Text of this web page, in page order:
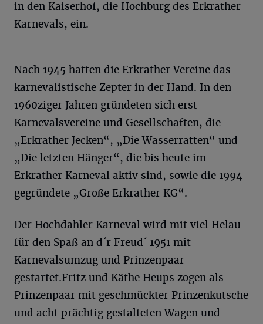
in den Kaiserhof, die Hochburg des Erkrather
Karnevals, ein.
Nach 1945 hatten die Erkrather Vereine das
karnevalistische Zepter in der Hand. In den
1960ziger Jahren gründeten sich erst
Karnevalsvereine und Gesellschaften, die
„Erkrather Jecken“, „Die Wasserratten“ und
„Die letzten Hänger“, die bis heute im
Erkrather Karneval aktiv sind, sowie die 1994
gegründete „Große Erkrather KG“.
Der Hochdahler Karneval wird mit viel Helau
für den Spaß an d´r Freud´ 1951 mit
Karnevalsumzug und Prinzenpaar
gestartet.Fritz und Käthe Heups zogen als
Prinzenpaar mit geschmückter Prinzenkutsche
und acht prächtig gestalteten Wagen und